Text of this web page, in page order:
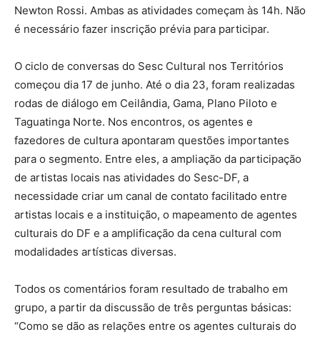
Newton Rossi. Ambas as atividades começam às 14h. Não
é necessário fazer inscrição prévia para participar.
O ciclo de conversas do Sesc Cultural nos Territórios
começou dia 17 de junho. Até o dia 23, foram realizadas
rodas de diálogo em Ceilândia, Gama, Plano Piloto e
Taguatinga Norte. Nos encontros, os agentes e
fazedores de cultura apontaram questões importantes
para o segmento. Entre eles, a ampliação da participação
de artistas locais nas atividades do Sesc-DF, a
necessidade criar um canal de contato facilitado entre
artistas locais e a instituição, o mapeamento de agentes
culturais do DF e a amplificação da cena cultural com
modalidades artísticas diversas.
Todos os comentários foram resultado de trabalho em
grupo, a partir da discussão de três perguntas básicas:
“Como se dão as relações entre os agentes culturais do